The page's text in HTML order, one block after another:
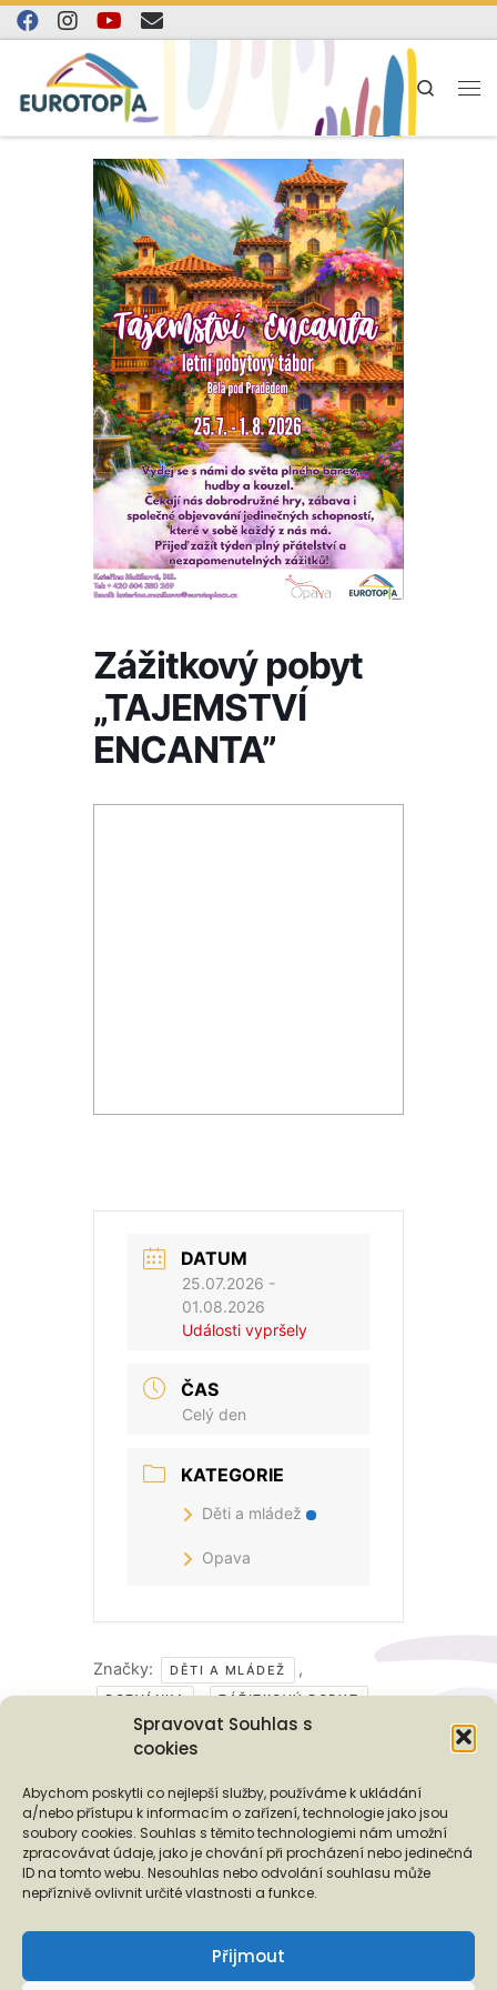
Spravovat Souhlas s
cookies
Abychom poskytli co nejlepší služby, používáme k ukládání
a/nebo přístupu k informacím o zařízení, technologie jako jsou
soubory cookies. Souhlas s těmito technologiemi nám umožní
zpracovávat údaje, jako je chování při procházení nebo jedinečná
ID na tomto webu. Nesouhlas nebo odvolání souhlasu může
nepříznivě ovlivnit určité vlastnosti a funkce.
Přijmout
Skip to content
Search
Zážitkový pobyt
„TAJEMSTVÍ
ENCANTA”
DATUM
25.07.2026 -
01.08.2026
Události vypršely
ČAS
Celý den
KATEGORIE
Děti a mládež
Opava
Značky: DĚTI A MLÁDEŽ ,
POZVÁNKA , ZÁŽITKOVÝ POBYT
Podporují nás...
❬ ❭